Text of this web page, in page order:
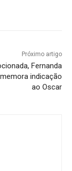
Próximo artigo
Fernanda
indicação
ao Oscar